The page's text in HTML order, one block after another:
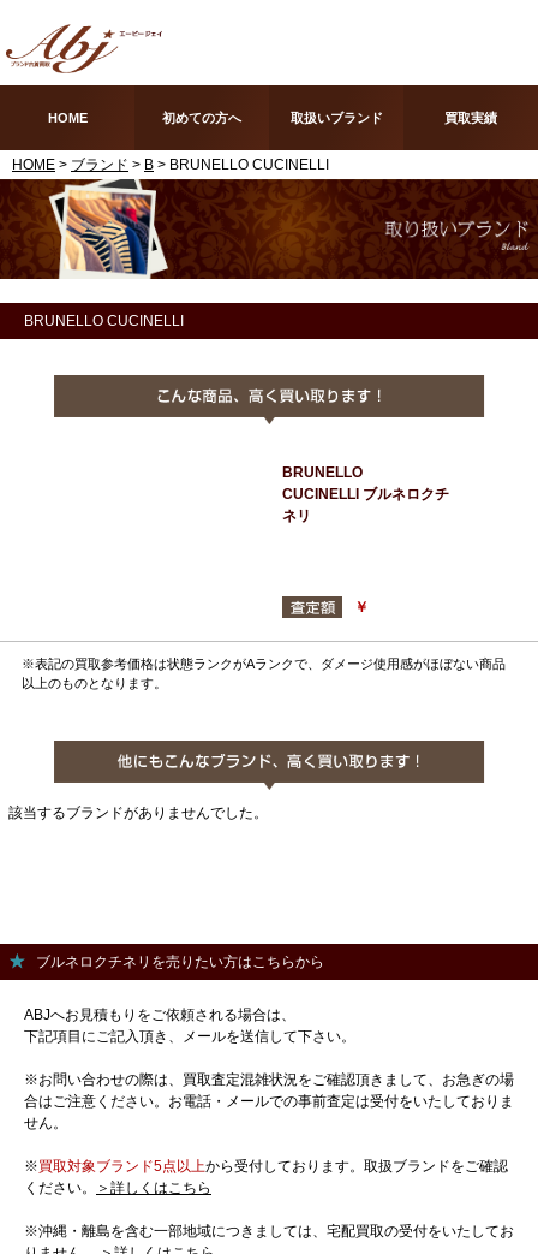
HOME 初めての方へ 取扱いブランド 買取実績
HOME > ブランド > B > BRUNELLO CUCINELLI
BRUNELLO CUCINELLI
BRUNELLO
CUCINELLI ブルネロクチ
ネリ
￥
※表記の買取参考価格は状態ランクがAランクで、ダメージ使用感がほぼない商品
以上のものとなります。
該当するブランドがありませんでした。
ブルネロクチネリを売りたい方はこちらから
ABJへお見積もりをご依頼される場合は、
下記項目にご記入頂き、メールを送信して下さい。
※お問い合わせの際は、買取査定混雑状況をご確認頂きまして、お急ぎの場
合はご注意ください。お電話・メールでの事前査定は受付をいたしておりま
せん。
※買取対象ブランド5点以上から受付しております。取扱ブランドをご確認
ください。
＞詳しくはこちら
※沖縄・離島を含む一部地域につきましては、宅配買取の受付をいたしてお